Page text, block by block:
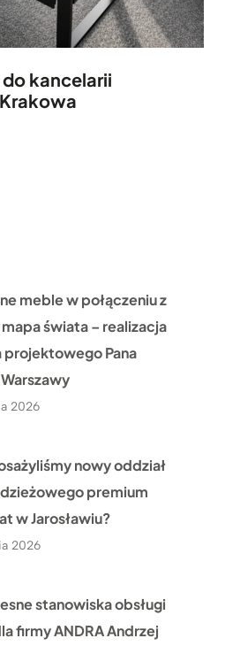
kancelarii
meble w połączeniu z
świata – realizacja
projektowego Pana
Warszawy
2026
nowy oddział
premium
w Jarosławiu?
2026
stanowiska obsługi
firmy ANDRA Andrzej